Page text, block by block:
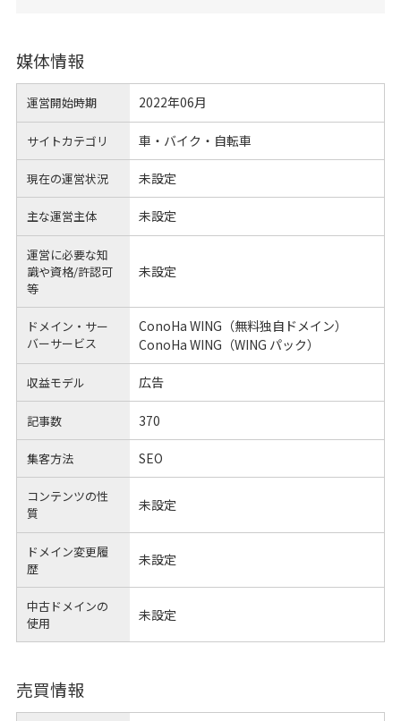
媒体情報
運営開始時期 2022年06月
サイトカテゴリ 車・バイク・自転車
現在の運営状況 未設定
主な運営主体 未設定
運営に必要な知
識や資格/許認可
等
未設定
ドメイン・サー
バーサービス
ConoHa WING（無料独自ドメイン）
ConoHa WING（WING パック）
収益モデル 広告
記事数 370
集客方法 SEO
コンテンツの性
質
未設定
ドメイン変更履
歴
未設定
中古ドメインの
使用
未設定
売買情報